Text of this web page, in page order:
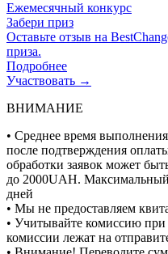
Ежемесячный конкурс
Забери приз
Оставьте отзыв на
приза.
Подробнее
Участвовать →
ВНИМАНИЕ
• Среднее время
после подтверждения
обработки заявок может
до 2000UAH.
дней
• Мы не предоставляем
• Учитывайте комиссию
комиссии лежат на